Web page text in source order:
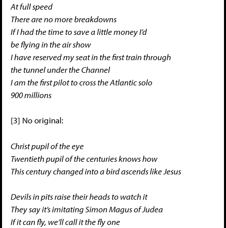
At full speed
There are no more breakdowns
If I had the time to save a little money I’d
be flying in the air show
I have reserved my seat in the first train through
the tunnel under the Channel
I am the first pilot to cross the Atlantic solo
900 millions
[3] No original:
Christ pupil of the eye
Twentieth pupil of the centuries knows how
This century changed into a bird ascends like Jesus
Devils in pits raise their heads to watch it
They say it’s imitating Simon Magus of Judea
If it can fly, we’ll call it the fly one